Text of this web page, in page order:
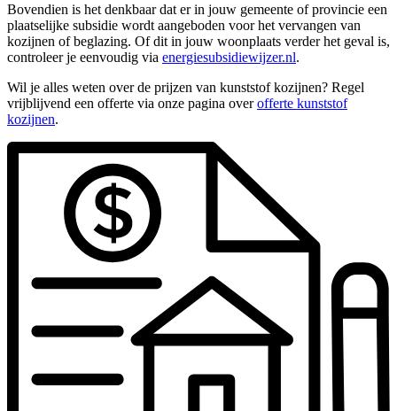
Bovendien is het denkbaar dat er in jouw gemeente of provincie een
plaatselijke subsidie wordt aangeboden voor het vervangen van
kozijnen of beglazing. Of dit in jouw woonplaats verder het geval is,
controleer je eenvoudig via energiesubsidiewijzer.nl.
Wil je alles weten over de prijzen van kunststof kozijnen? Regel
vrijblijvend een offerte via onze pagina overofferte kunststof
kozijnen.